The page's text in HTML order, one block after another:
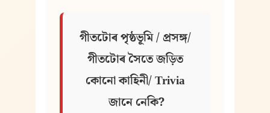
গীতটোৰ পৃষ্ঠভূমি / প্ৰসঙ্গ/
গীতটোৰ সৈতে জড়িত
কোনো কাহিনী/ Trivia
জানে নেকি?